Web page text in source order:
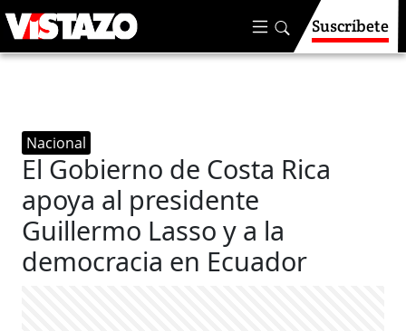
Suscríbete
Nacional
El Gobierno de Costa Rica
apoya al presidente
Guillermo Lasso y a la
democracia en Ecuador